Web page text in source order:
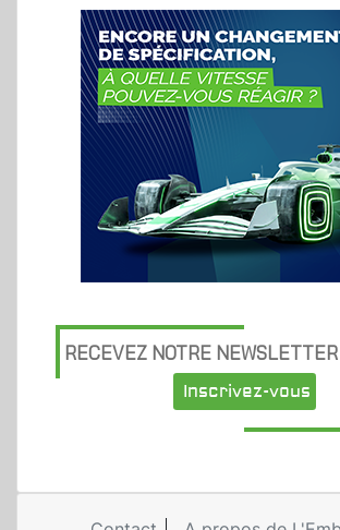
RECEVEZ NOTRE NEWSLETTER
Inscrivez-vous